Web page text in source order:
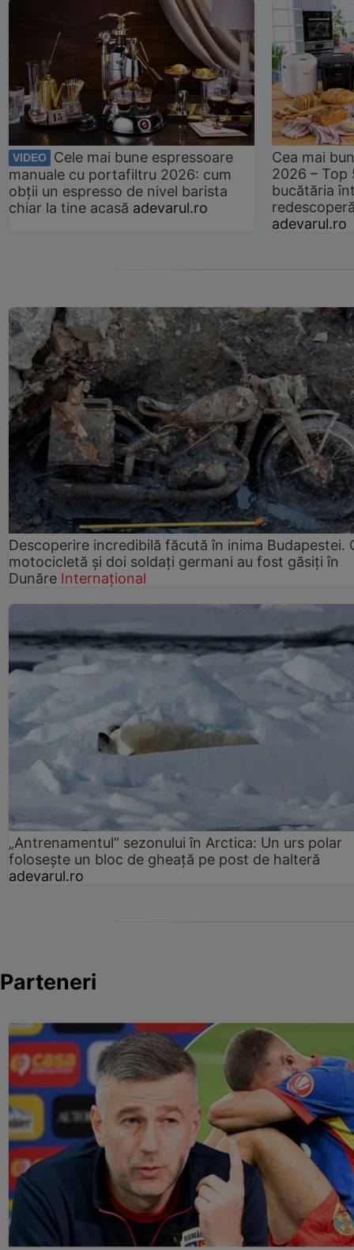
VIDEO
Cele mai bune espressoare
manuale cu portafiltru 2026: cum
obții un espresso de nivel barista
chiar la tine acasă adevarul.ro
Cea mai
2026 –
bucătăria
adevarul.ro
Descoperire incredibilă făcută în inima Budapestei.
motocicletă și doi soldați germani au fost găsiți în
Dunăre Internațional
„Antrenamentul” sezonului în Arctica: Un urs polar
folosește un bloc de gheață pe post de halteră
adevarul.ro
Parteneri